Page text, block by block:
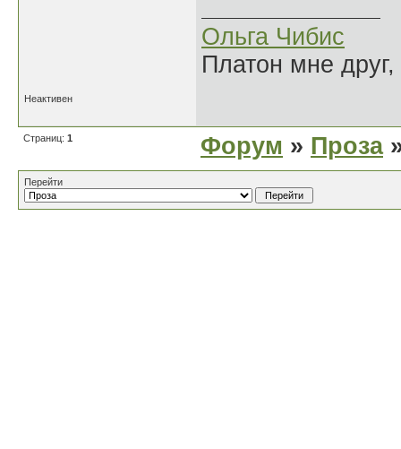
Ольга Чибис
Платон мне
Неактивен
Страниц: 1 Форум » Проза
Перейти